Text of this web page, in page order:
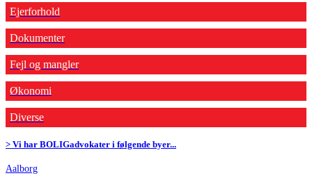
Ejerforhold
Dokumenter
Fejl og mangler
Økonomi
Diverse
> Vi har BOLIGadvokater i følgende byer...
Aalborg